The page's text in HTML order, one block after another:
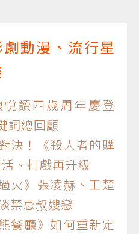
劇動漫、流行星
讀四歲周年慶登
詞總回顧
決！《殺人者的購
、打戲再升級
火》張凌赫、王楚
禁忌叔嫂戀
餐廳》如何重新定